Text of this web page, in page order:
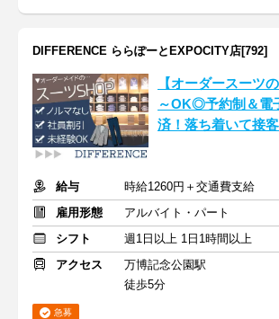
DIFFERENCE ららぽーとEXPOCITY店[792]
【オーダースーツ
～OK◎予約制＆電
済！落ち着いて接
給与
時給1260円＋交通費支給
雇用形態
アルバイト・パート
シフト
週1日以上 1日1時間以上
アクセス
万博記念公園駅
徒歩5分
急募